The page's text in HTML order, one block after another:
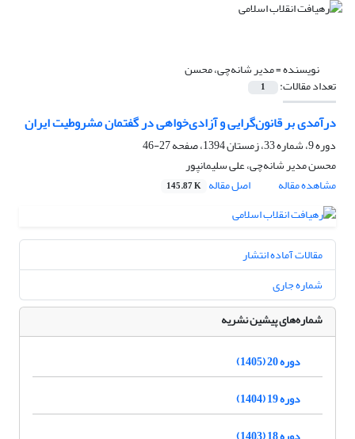
نویسنده =مدیر شانه‌چی، محسن
تعداد مقالات: 1
درآمدی بر قانون‌گرایی و آزادی‌خواهی در گفتمان مشروطیت ایران
دوره 9، شماره 33، زمستان 1394، صفحه
27-46
محسن مدیر شانه‌چی، علی سلیمانپور
مشاهده مقاله
اصل مقاله 145.87 K
مقالات آماده انتشار
شماره جاری
شماره‌های پیشین نشریه
دوره 20 (1405)
دوره 19 (1404)